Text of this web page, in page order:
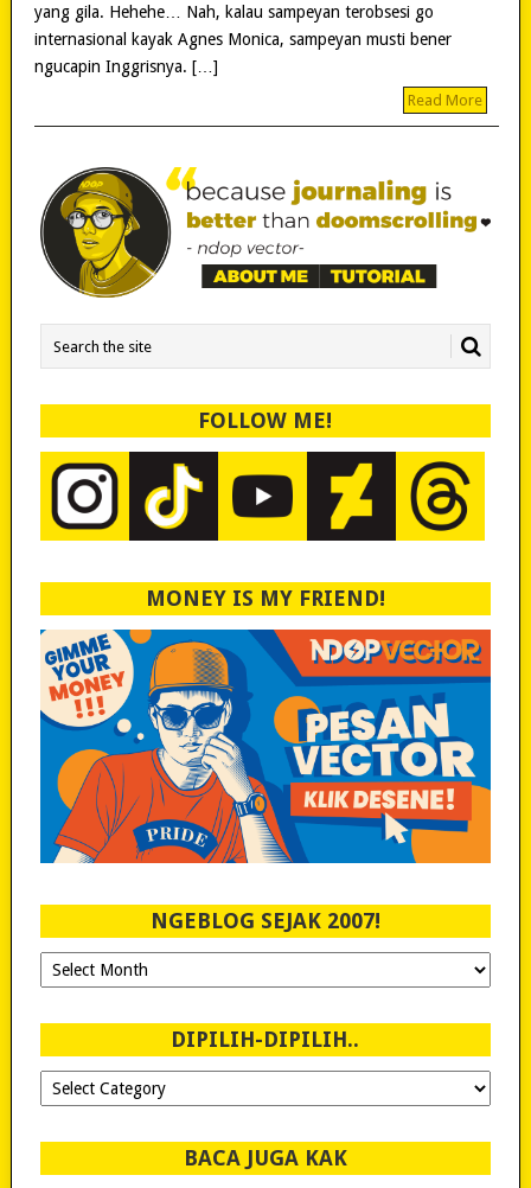
yang gila. Hehehe… Nah, kalau sampeyan terobsesi go
internasional kayak Agnes Monica, sampeyan musti bener
ngucapin Inggrisnya. […]
Read More
FOLLOW ME!
MONEY IS MY FRIEND!
NGEBLOG SEJAK 2007!
Ngeblog
Sejak
DIPILIH-DIPILIH..
Dipilih-
dipilih..
BACA JUGA KAK